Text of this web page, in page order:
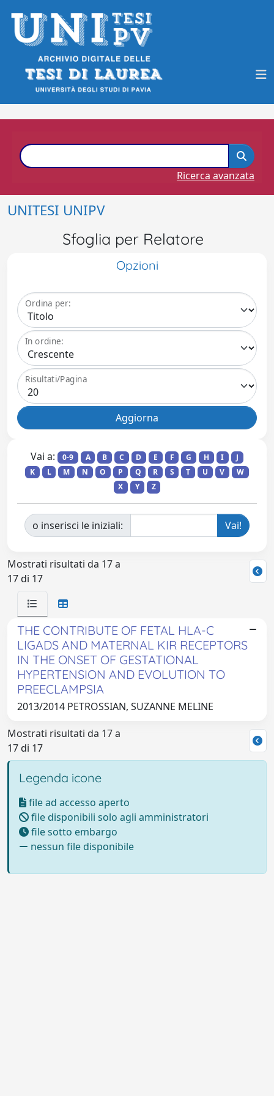
Ricerca avanzata
UNITESI UNIPV
Sfoglia per Relatore
Opzioni
Ordina per:
In ordine:
Risultati/Pagina
Vai a: 0-9 A B C D E F G H I
J
K
L M N O P Q R S T U V
W
X
Y Z
o inserisci le iniziali:
Mostrati risultati da 17 a
17 di 17
THE CONTRIBUTE OF FETAL HLA-C
LIGADS AND MATERNAL KIR RECEPTORS
IN THE ONSET OF GESTATIONAL
HYPERTENSION AND EVOLUTION TO
PREECLAMPSIA
2013/2014 PETROSSIAN, SUZANNE MELINE
Mostrati risultati da 17 a
17 di 17
Legenda icone
file ad accesso aperto
file disponibili solo agli amministratori
file sotto embargo
nessun file disponibile